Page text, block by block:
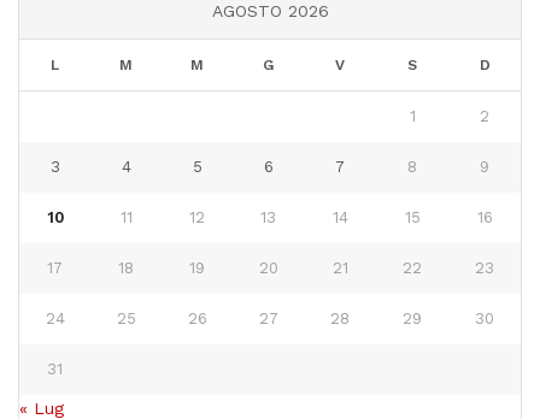
AGOSTO 2026
L M M G V S D
1 2
3 4 5 6 7 8 9
10 11 12 13 14 15 16
17 18 19 20 21 22 23
24 25 26 27 28 29 30
31
« Lug